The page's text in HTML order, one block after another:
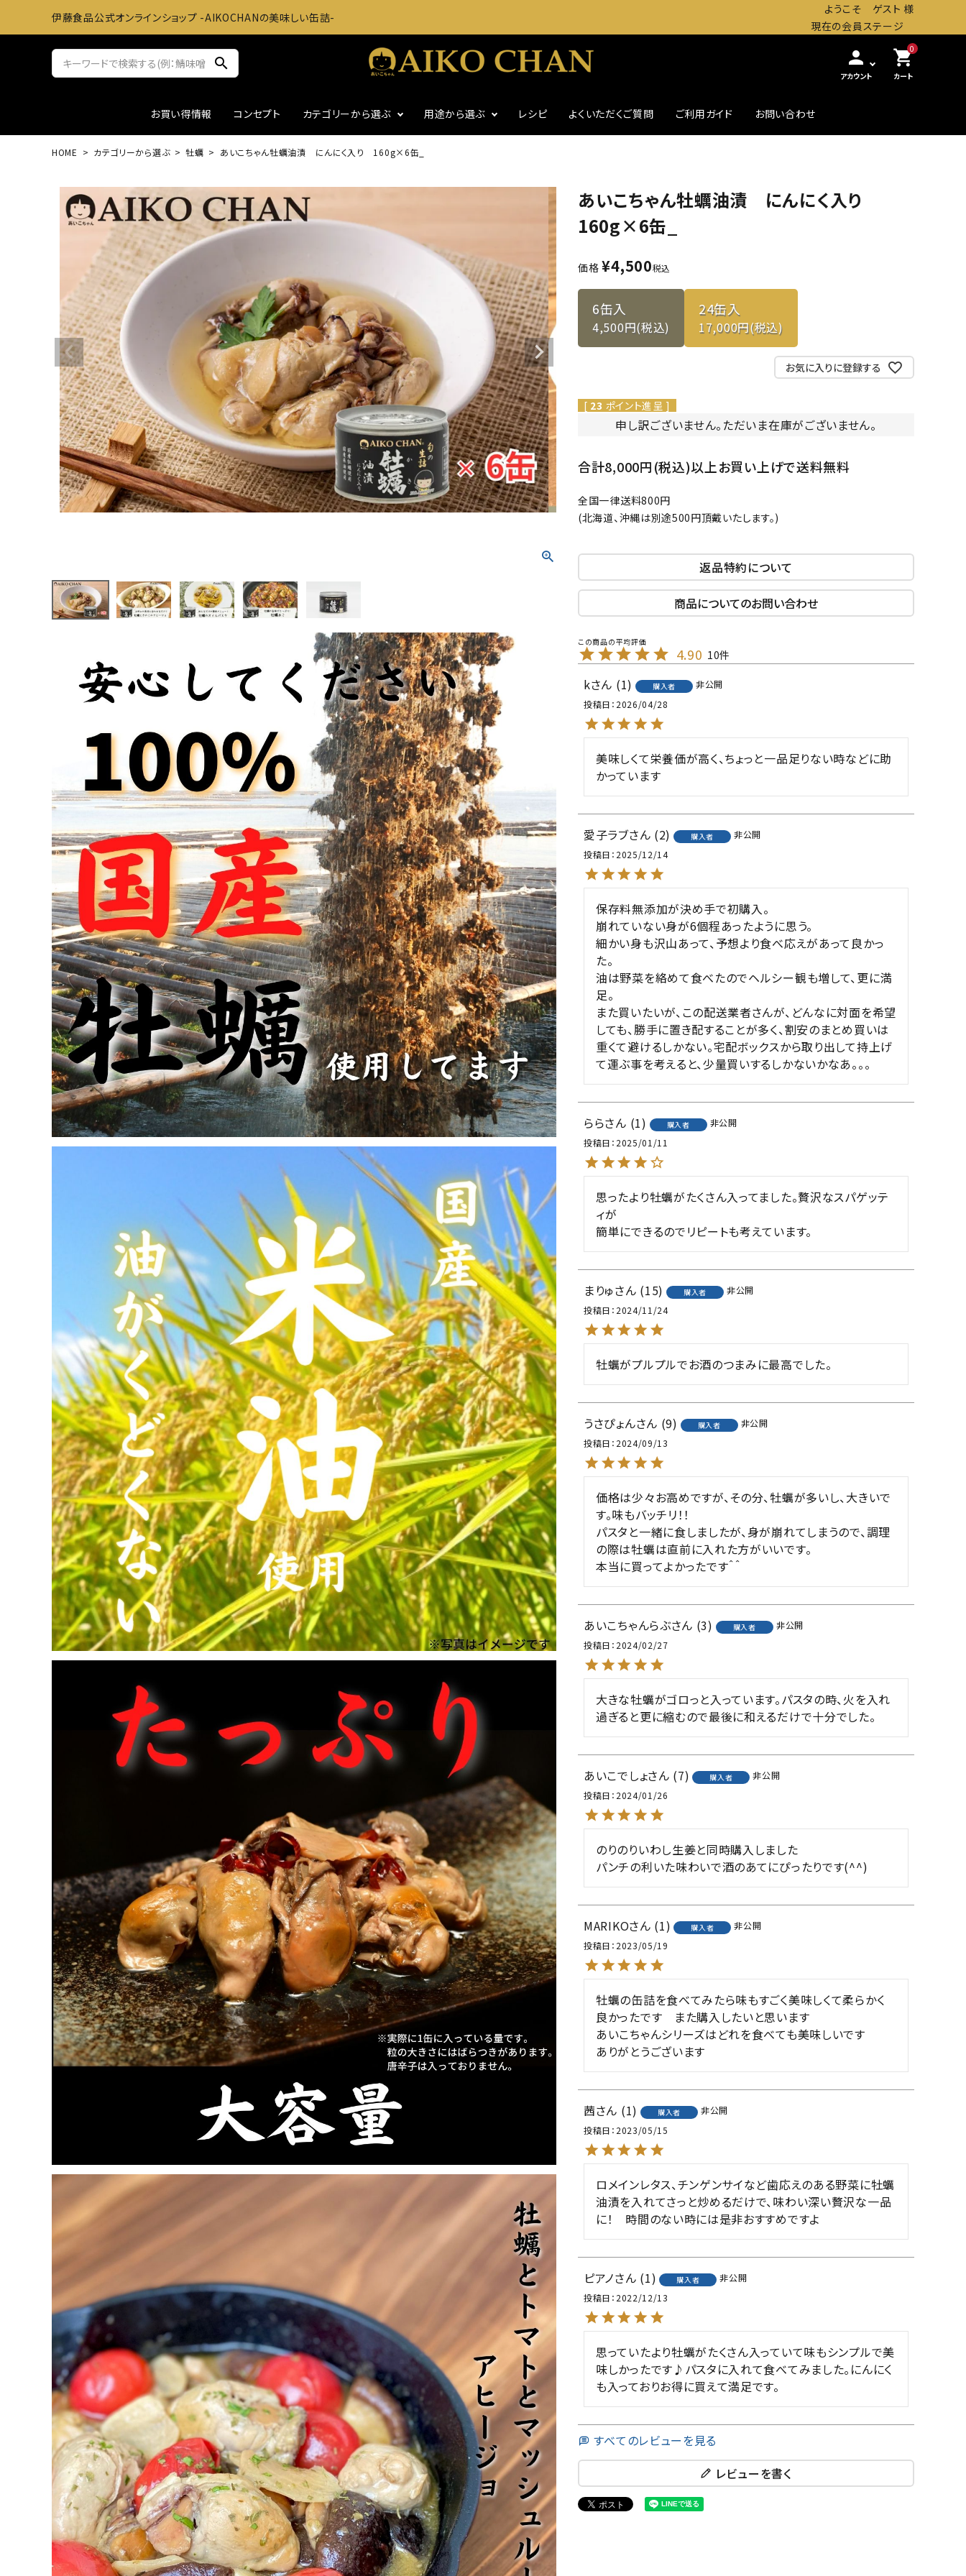
伊藤食品公式オンラインショップ -AIKOCHANの美味しい缶詰-
ようこそ ゲスト 様
現在の会員ステージ
search person
アカウント
0
shopping_cart
カート
お買い得情報 コンセプト カテゴリーから選ぶ
アウトレット ギフト・グッズ 食塩不使用
用途から選ぶ レシピ よくいただくご質問 ご利用ガイド お問い合わせ
HOME カテゴリーから選ぶ 牡蠣 あいこちゃん牡蠣油漬 にんにく入り 160g×6缶_
あいこちゃん牡蠣油漬 にんにく入り
160g×6缶_
価格 ¥4,500税込
6缶入
4,500円(税込)
24缶入
17,000円(税込)
お気に入りに登録する
[ 23 ポイント進呈 ]
申し訳ございません。ただいま在庫がございません。
合計8,000円(税込)以上お買い上げで送料無料
全国一律送料800円
(北海道、沖縄は別途500円頂戴いたします。)
返品特約について
商品についてのお問い合わせ
4.90 10
k 1 購入者
非公開
投稿日 2026/04/28
美味しくて栄養価が高く、ちょっと一品足りない時などに助
かっています
愛子ラブ 2 購入者
非公開
投稿日 2025/12/14
保存料無添加が決め手で初購入。
崩れていない身が6個程あったように思う。
細かい身も沢山あって、予想より食べ応えがあって良かっ
た。
油は野菜を絡めて食べたのでヘルシー観も増して、更に満
足。
また買いたいが、この配送業者さんが、どんなに対面を希望
しても、勝手に置き配することが多く、割安のまとめ買いは
重くて避けるしかない。宅配ボックスから取り出して持上げ
て運ぶ事を考えると、少量買いするしかないかなあ。。。
らら 1 購入者
非公開
投稿日 2025/01/11
思ったより牡蠣がたくさん入ってました。贅沢なスパゲッテ
ィが
簡単にできるのでリピートも考えています。
まりゅ 15 購入者
非公開
投稿日 2024/11/24
牡蠣がプルプルでお酒のつまみに最高でした。
うさぴょん 9 購入者
非公開
投稿日 2024/09/13
価格は少々お高めですが、その分、牡蠣が多いし、大きいで
す。味もバッチリ！！
パスタと一緒に食しましたが、身が崩れてしまうので、調理
の際は牡蠣は直前に入れた方がいいです。
本当に買ってよかったです＾＾
あいこちゃんらぶ 3 購入者
非公開
投稿日 2024/02/27
大きな牡蠣がゴロっと入っています。パスタの時、火を入れ
過ぎると更に縮むので最後に和えるだけで十分でした。
あいこでしょ 7 購入者
非公開
投稿日 2024/01/26
のりのりいわし生姜と同時購入しました
パンチの利いた味わいで酒のあてにぴったりです(^^)
MARIKO 1 購入者
非公開
投稿日 2023/05/19
牡蠣の缶詰を食べてみたら味もすごく美味しくて柔らかく
良かったです　また購入したいと思います
あいこちゃんシリーズはどれを食べても美味しいです
ありがとうございます
茜 1 購入者
非公開
投稿日 2023/05/15
ロメインレタス、チンゲンサイなど歯応えのある野菜に牡蠣
油漬を入れてさっと炒めるだけで、味わい深い贅沢な一品
に！　時間のない時には是非おすすめですよ
ピアノ 1 購入者
非公開
投稿日 2022/12/13
思っていたより牡蠣がたくさん入っていて味もシンプルで美
味しかったです♪パスタに入れて食べてみました。にんにく
も入っておりお得に買えて満足です。
すべてのレビューを見る
レビューを書く